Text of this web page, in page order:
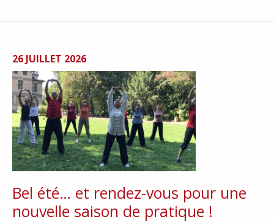
26 JUILLET 2026
Bel été… et rendez-vous pour une
nouvelle saison de pratique !